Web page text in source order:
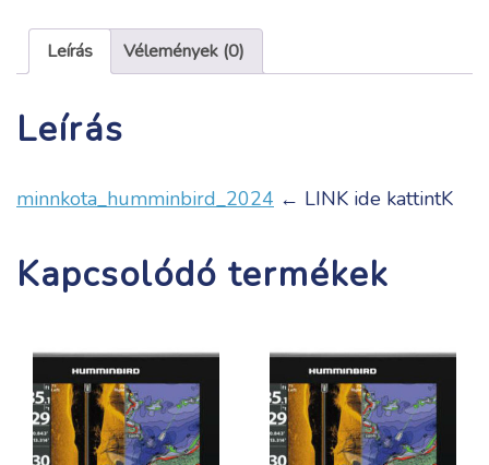
Leírás Vélemények (0)
Leírás
minnkota_humminbird_2024 ← LINK ide kattintK
Kapcsolódó termékek